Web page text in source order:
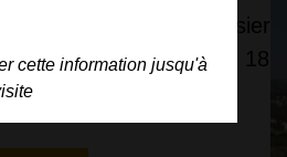
retirez votre dossier
2027 à partir du 18
août !
cette information jusqu'à